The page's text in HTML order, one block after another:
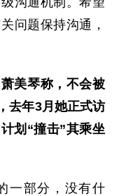
问题保持沟通，
美琴称，不会被
去年3月她正式访
划“撞击”其乘坐
一部分，没有什